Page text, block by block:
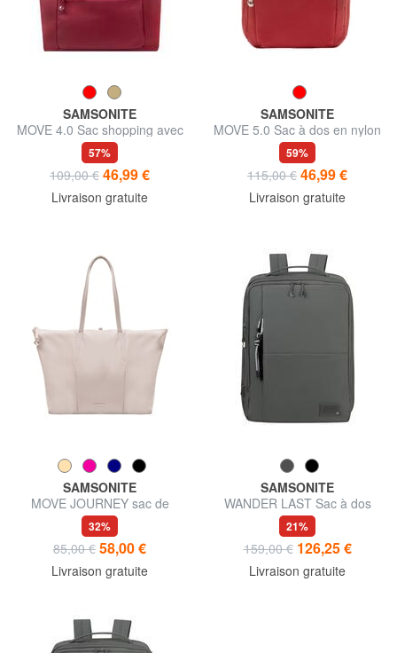
SAMSONITE
MOVE 4.0 Sac shopping avec
bandoulière
57%
109,00 € 46,99 €
Livraison gratuite
SAMSONITE
MOVE 5.0 Sac à dos en nylon
pour ordinateur portable 14"
59%
115,00 € 46,99 €
Livraison gratuite
SAMSONITE
MOVE JOURNEY sac de
courses pliable
32%
85,00 € 58,00 €
Livraison gratuite
SAMSONITE
WANDER LAST Sac à dos
pour ordinateur portable 14,1"
21%
159,00 € 126,25 €
Livraison gratuite